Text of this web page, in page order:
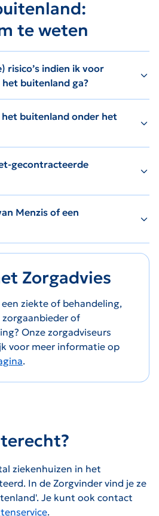
te weten
risico’s indien ik voor
buitenland ga?
buitenland onder het
gecontracteerde
Menzis of een
Zorgadvies
ziekte of behandeling,
zorgaanbieder of
Onze zorgadviseurs
voor meer informatie op
.
ziekenhuizen in het
In de Zorgvinder vind je ze
Je kunt ook contact
.